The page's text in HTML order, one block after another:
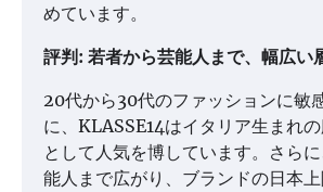
めています。
評判: 若者から芸能人まで、幅広い
20代から30代のファッションに敏
に、KLASSE14はイタリア生まれ
として人気を博しています。さら
能人まで広がり、ブランドの日本